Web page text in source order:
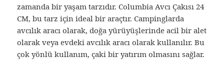
zamanda bir yaşam tarzıdır. Columbia Avcı Çakısı 24
CM, bu tarz için ideal bir araçtır. Campinglarda
avcılık aracı olarak, doğa yürüyüşlerinde acil bir alet
olarak veya evdeki avcılık aracı olarak kullanılır. Bu
çok yönlü kullanım, çaki bir yatırım olmasını sağlar.